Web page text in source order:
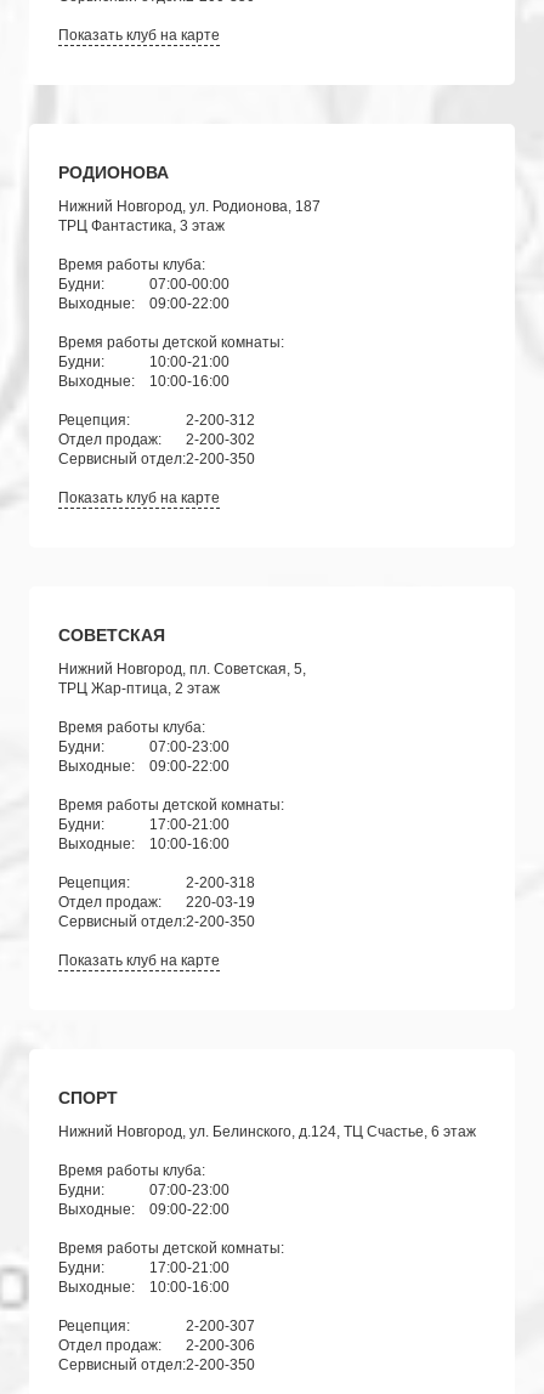
Показать клуб на карте
РОДИОНОВА
Нижний Новгород, ул. Родионова, 187
ТРЦ Фантастика, 3 этаж
Время работы клуба:
Будни:
07:00-00:00
Выходные:
09:00-22:00
Время работы детской комнаты:
Будни:
10:00-21:00
Выходные:
10:00-16:00
Рецепция:
2-200-312
Отдел продаж:
2-200-302
Сервисный отдел:2-200-350
Показать клуб на карте
СОВЕТСКАЯ
Нижний Новгород, пл. Советская, 5,
ТРЦ Жар-птица, 2 этаж
Время работы клуба:
Будни:
07:00-23:00
Выходные:
09:00-22:00
Время работы детской комнаты:
Будни:
17:00-21:00
Выходные:
10:00-16:00
Рецепция:
2-200-318
Отдел продаж:
220-03-19
Сервисный отдел:2-200-350
Показать клуб на карте
СПОРТ
Нижний Новгород, ул. Белинского, д.124, ТЦ Счастье, 6 этаж
Время работы клуба:
Будни:
07:00-23:00
Выходные:
09:00-22:00
Время работы детской комнаты:
Будни:
17:00-21:00
Выходные:
10:00-16:00
Рецепция:
2-200-307
Отдел продаж:
2-200-306
Сервисный отдел:2-200-350